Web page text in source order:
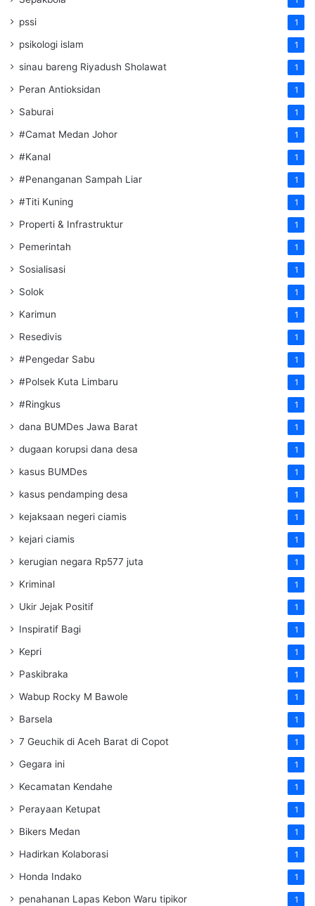
pssi 1
psikologi islam 1
sinau bareng Riyadush Sholawat 1
Peran Antioksidan 1
Saburai 1
#Camat Medan Johor 1
#Kanal 1
#Penanganan Sampah Liar 1
#Titi Kuning 1
Properti & Infrastruktur 1
Pemerintah 1
Sosialisasi 1
Solok 1
Karimun 1
Resedivis 1
#Pengedar Sabu 1
#Polsek Kuta Limbaru 1
#Ringkus 1
dana BUMDes Jawa Barat 1
dugaan korupsi dana desa 1
kasus BUMDes 1
kasus pendamping desa 1
kejaksaan negeri ciamis 1
kejari ciamis 1
kerugian negara Rp577 juta 1
Kriminal 1
Ukir Jejak Positif 1
Inspiratif Bagi 1
Kepri 1
Paskibraka 1
Wabup Rocky M Bawole 1
Barsela 1
7 Geuchik di Aceh Barat di Copot 1
Gegara ini 1
Kecamatan Kendahe 1
Perayaan Ketupat 1
Bikers Medan 1
Hadirkan Kolaborasi 1
Honda Indako 1
penahanan Lapas Kebon Waru tipikor 1